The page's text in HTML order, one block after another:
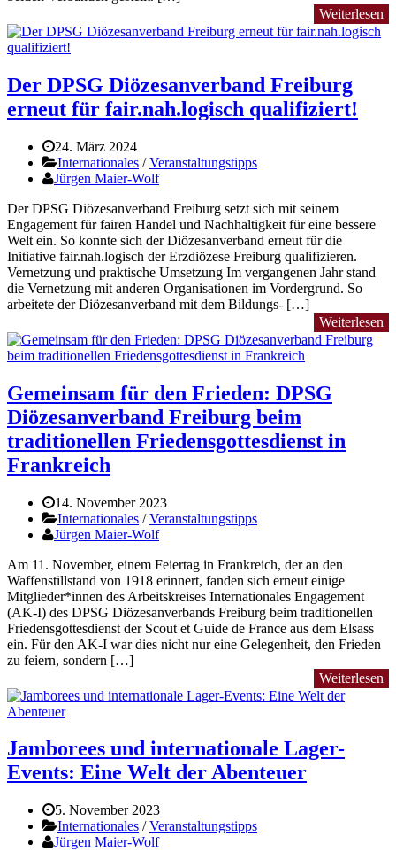
Weiterlesen
Der DPSG Diözesanverband Freiburg
erneut für fair.nah.logisch qualifiziert!
24. März 2024
Internationales /Veranstaltungstipps
Jürgen Maier-Wolf
Der DPSG Diözesanverband Freiburg setzt sich mit seinem
Engagement für fairen Handel und Nachhaltigkeit für eine bessere
Welt ein. So konnte sich der Diözesanverband erneut für die
Initiative fair.nah.logisch der Erzdiözese Freiburg qualifizieren.
Vernetzung und praktische Umsetzung Im vergangenen Jahr stand
die Vernetzung mit anderen Organisationen im Vordergrund. So
arbeitete der Diözesanverband mit dem Bildungs- […]
Weiterlesen
Gemeinsam für den Frieden: DPSG
Diözesanverband Freiburg beim
traditionellen Friedensgottesdienst in
Frankreich
14. November 2023
Internationales /Veranstaltungstipps
Jürgen Maier-Wolf
Am 11. November, einem Feiertag in Frankreich, der an den
Waffenstillstand von 1918 erinnert, fanden sich erneut einige
Mitglieder*innen des Arbeitskreises Internationales Engagement
(AK-I) des DPSG Diözesanverbands Freiburg beim traditionellen
Friedensgottesdienst der Scout et Guide de France aus dem Elsass
ein. Für den AK-I war dies nicht nur eine Gelegenheit, den Frieden
zu feiern, sondern […]
Weiterlesen
Jamborees und internationale Lager-
Events: Eine Welt der Abenteuer
5. November 2023
Internationales /Veranstaltungstipps
Jürgen Maier-Wolf